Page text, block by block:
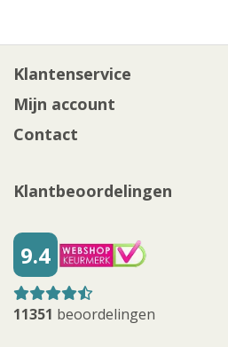
Klantenservice
Mijn account
Contact
Klantbeoordelingen
9.4
11351 beoordelingen